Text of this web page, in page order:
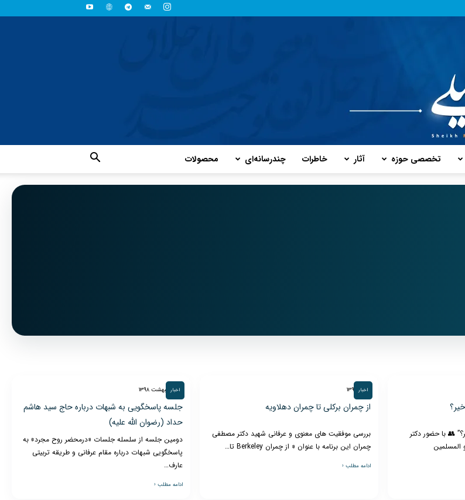
پایگاه
و
تخصصی حوزه آثار خاطرات چند‌رسانه‌ای محصولات
👥 با حضور دکتر
المسلمین
اخبار۴ تیر ۱۳۹۸
از چمران برکلی تا چمران دهلاویه
بررسی موفقیت های معنوی و عرفانی شهید دکتر مصطفی
چمران این برنامه با عنوان « از چمران Berkeley تا…
ادامه مطلب ‹
اخبار
۲۸ اردیبهشت ۱۳۹۸
جلسه پاسخگویی به شبهات درباره حاج سید هاشم
حداد (رضوان الله علیه)
دومین جلسه از سلسله جلسات «درمحضر روح مجرد» به
پاسخگویی شبهات درباره مقام عرفانی و طریقه تربیتی
عارف…
ادامه مطلب ‹